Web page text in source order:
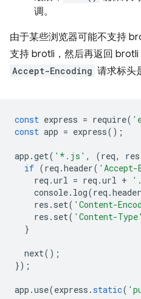
调。
由于某些浏览器可能不支持
支持 brotli，然后再返回
Accept-Encoding 请求标头
const express = require(
const app = express();
app .get( '*.js' , (req, res
if (req .header( 'Accept-
req .url = req .url +
console. log(req .header
res . set( 'Content-
res . set( 'Content-Type'
}
next();
});
app .use(express .static(